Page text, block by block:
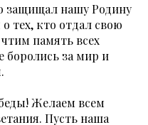
защищал нашу Родину
тех, кто отдал свою
память всех
боролись за мир и
Желаем всем
Пусть наша